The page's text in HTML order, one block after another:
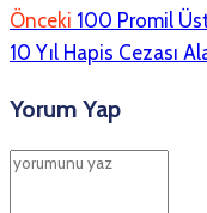
Önceki 100 Promil
10 Yıl Hapis Cezası
Yorum Yap